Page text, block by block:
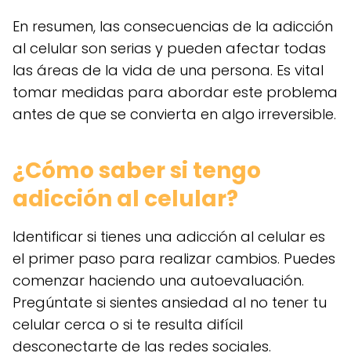
En resumen, las consecuencias de la adicción
al celular son serias y pueden afectar todas
las áreas de la vida de una persona. Es vital
tomar medidas para abordar este problema
antes de que se convierta en algo irreversible.
¿Cómo saber si tengo
adicción al celular?
Identificar si tienes una adicción al celular es
el primer paso para realizar cambios. Puedes
comenzar haciendo una autoevaluación.
Pregúntate si sientes ansiedad al no tener tu
celular cerca o si te resulta difícil
desconectarte de las redes sociales.